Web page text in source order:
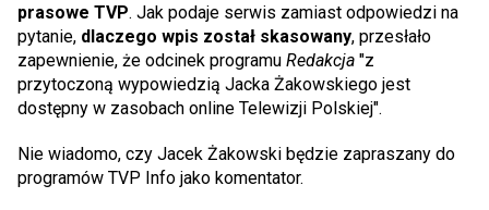
prasowe TVP. Jak podaje serwis zamiast odpowiedzi na
pytanie, dlaczego wpis został skasowany, przesłało
zapewnienie, że odcinek programu Redakcja "z
przytoczoną wypowiedzią Jacka Żakowskiego jest
dostępny w zasobach online Telewizji Polskiej".
Nie wiadomo, czy Jacek Żakowski będzie zapraszany do
programów TVP Info jako komentator.